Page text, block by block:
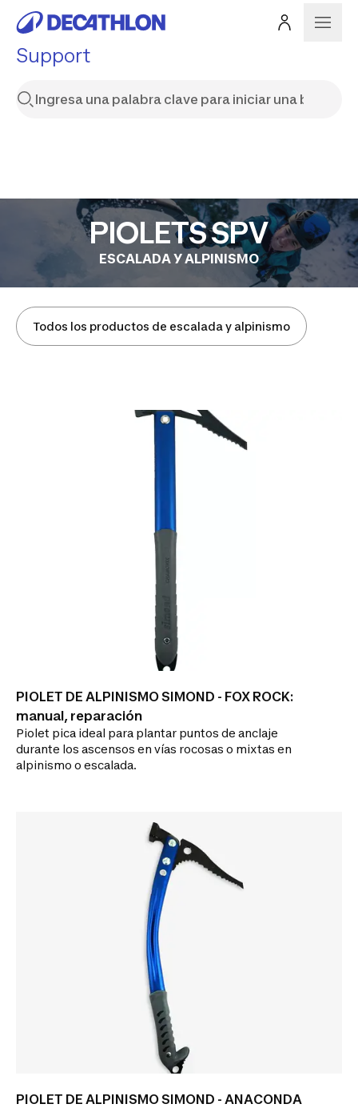
Support
PIOLETS SPV
ESCALADA Y ALPINISMO
Todos los productos de escalada y alpinismo
PIOLET DE ALPINISMO SIMOND - FOX ROCK:
manual, reparación
Piolet pica ideal para plantar puntos de anclaje
durante los ascensos en vías rocosas o mixtas en
alpinismo o escalada.
PIOLET DE ALPINISMO SIMOND - ANACONDA